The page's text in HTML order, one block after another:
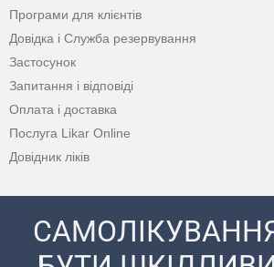
Програми для клієнтів
Довідка і Служба резервування
Застосунок
Запитання і відповіді
Оплата і доставка
Послуга Likar Online
Довідник ліків